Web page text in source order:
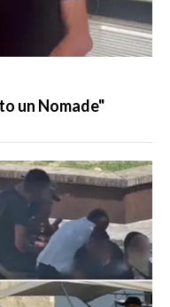
un Nomade"